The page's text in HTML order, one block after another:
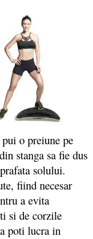
o preiune pe
stanga sa fie dus
solului.
fiind necesar
a evita
si de corzile
poti lucra in